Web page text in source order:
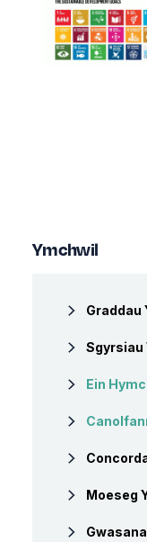
Ymchwil
Graddau
Sgyrsiau
Ein
Moeseg